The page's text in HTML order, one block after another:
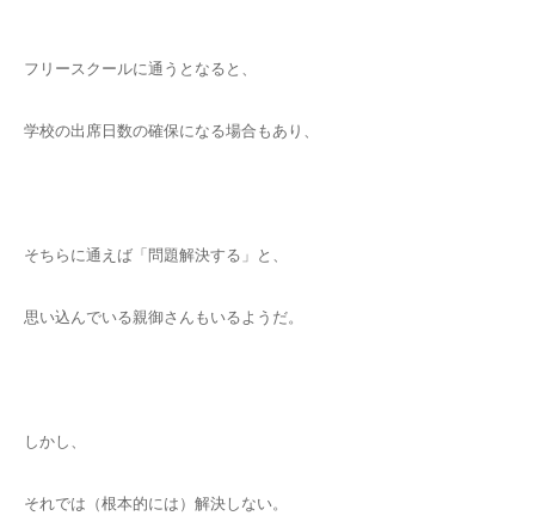
フリースクールに通うとなると、
学校の出席日数の確保になる場合もあり、
そちらに通えば「問題解決する」と、
思い込んでいる親御さんもいるようだ。
しかし、
それでは（根本的には）解決しない。